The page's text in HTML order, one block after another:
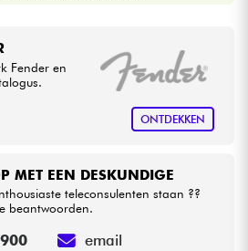
Fender en
ONTDEKKEN
MET EEN DESKUNDIGE
teleconsulenten staan ??
beantwoorden.
email